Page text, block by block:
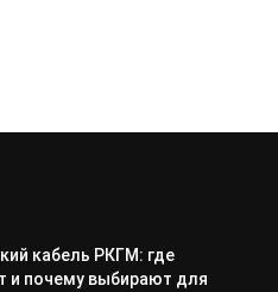
кабель РКГМ: где
и почему выбирают для